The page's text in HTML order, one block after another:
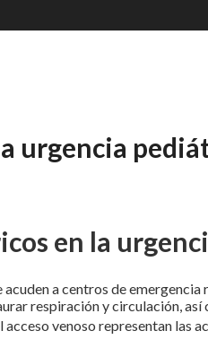
urgencia
en la
a centros de
respiración y circulación, así
venoso representan las